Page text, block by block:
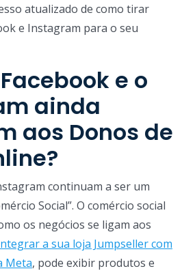
atualizado de como tirar
e Instagram para o seu
e o
ainda
aos Donos de
continuam a ser um
Social”. O comércio social
os negócios se ligam aos
a sua loja Jumpseller com
Meta, pode exibir produtos e